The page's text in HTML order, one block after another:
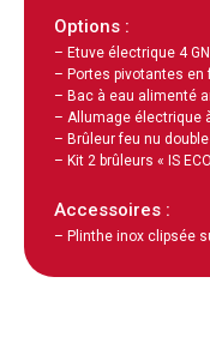
Options :
– Etuve électrique 4
– Portes pivotantes en
– Bac à eau alimenté
– Allumage électrique
– Brûleur feu nu
– Kit 2 brûleurs « IS
Accessoires :
– Plinthe inox clipsée